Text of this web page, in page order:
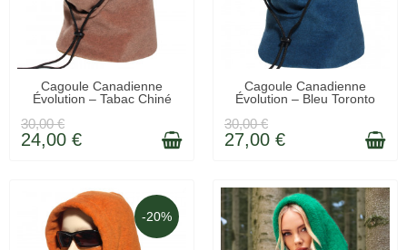
LIVRÉ SOUS 48H
Cagoule Canadienne
Évolution – Tabac Chiné
30,00 €
24,00 €
LIVRÉ SOUS 48H
Cagoule Canadienne
Évolution – Bleu Toronto
30,00 €
27,00 €
-20%